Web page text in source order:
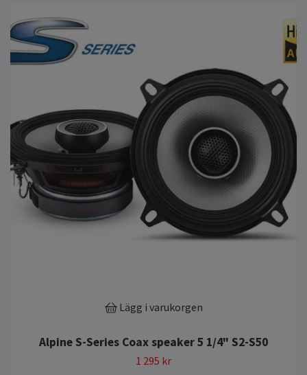
Lägg i varukorgen
Alpine S-Series Coax speaker 5 1/4" S2-S50
1 295 kr